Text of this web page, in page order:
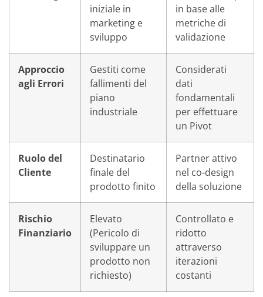
iniziale in
marketing e
sviluppo
in base alle
metriche di
validazione
Approccio
agli Errori
Gestiti come
fallimenti del
piano
industriale
Considerati
dati
fondamentali
per effettuare
un Pivot
Ruolo del
Cliente
Destinatario
finale del
prodotto finito
Partner attivo
nel co-design
della soluzione
Rischio
Finanziario
Elevato
(Pericolo di
sviluppare un
prodotto non
richiesto)
Controllato e
ridotto
attraverso
iterazioni
costanti